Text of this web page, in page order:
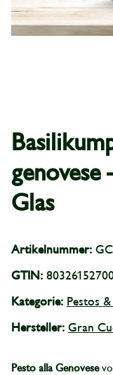
Glas
Artikelnummer:
GTIN:
Kategorie: Pestos
Hersteller: Gran
Pesto alla Genovese